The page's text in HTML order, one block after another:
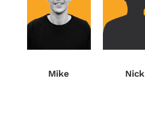
Mike Nick